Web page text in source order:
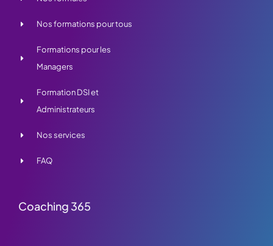
Nos formations pour tous
Formations pour les
Managers
Formation DSI et
Administrateurs
Nos services
FAQ
Coaching 365